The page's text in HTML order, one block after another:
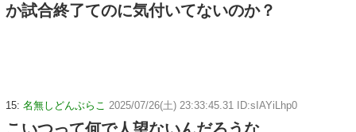
か試合終了てのに気付いてないのか？
15: 名無しどんぶらこ 2025/07/26(土) 23:33:45.31 ID:sIAYiLhp0